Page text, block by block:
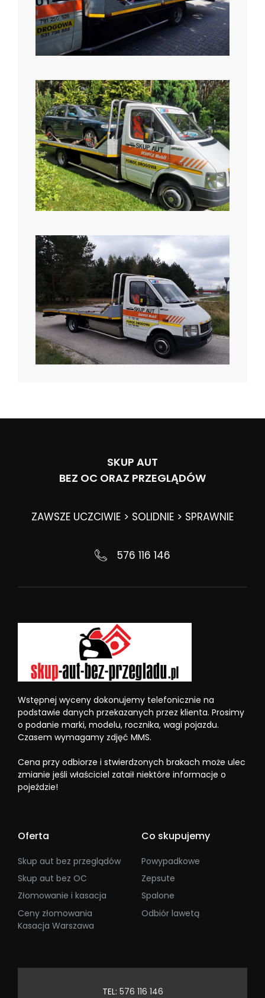
SKUP AUT
BEZ OC ORAZ PRZEGLĄDÓW
ZAWSZE UCZCIWIE > SOLIDNIE > SPRAWNIE
576 116 146
Wstępnej wyceny dokonujemy telefonicznie na
podstawie danych przekazanych przez klienta. Prosimy
o podanie marki, modelu, rocznika, wagi pojazdu.
Czasem wymagamy zdjęć MMS.
Cena przy odbiorze i stwierdzonych brakach może ulec
zmianie jeśli właściciel zataił niektóre informacje o
pojeździe!
Oferta
Skup aut bez przeglądów
Skup aut bez OC
Złomowanie i kasacja
Ceny złomowania
Kasacja Warszawa
Co skupujemy
Powypadkowe
Zepsute
Spalone
Odbiór lawetą
TEL: 576 116 146